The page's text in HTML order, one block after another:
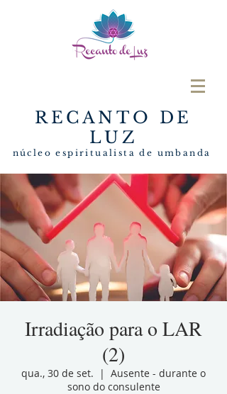
RECANTO DE
LUZ
núcleo espiritualista de umbanda
Irradiação para o LAR
(2)
qua., 30 de set.
  |
Ausente - durante o
sono do consulente